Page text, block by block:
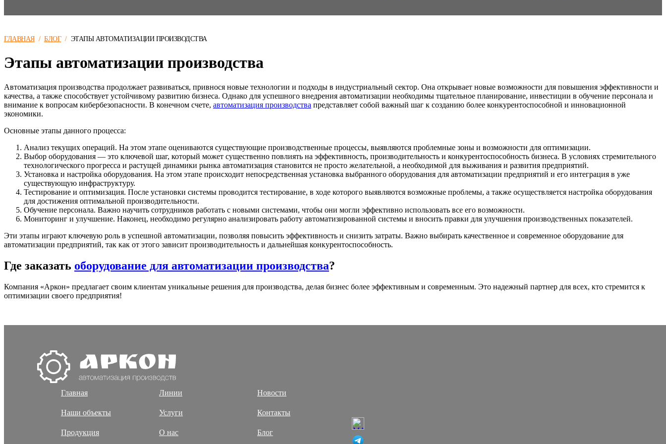
ГЛАВНАЯ / БЛОГ / ЭТАПЫ АВТОМАТИЗАЦИИ ПРОИЗВОДСТВА
Этапы автоматизации производства
Автоматизация производства продолжает развиваться, привнося новые технологии и подходы в индустриальный сектор. Она открывает новые возможности для повышения эффективности и
качества, а также способствует устойчивому развитию бизнеса. Однако для успешного внедрения автоматизации необходимы тщательное планирование, инвестиции в обучение персонала и
внимание к вопросам кибербезопасности. В конечном счете, автоматизация производства представляет собой важный шаг к созданию более конкурентоспособной и инновационной
экономики.
Основные этапы данного процесса:
Анализ текущих операций. На этом этапе оцениваются существующие производственные процессы, выявляются проблемные зоны и возможности для оптимизации.
Выбор оборудования — это ключевой шаг, который может существенно повлиять на эффективность, производительность и конкурентоспособность бизнеса. В условиях стремительного
технологического прогресса и растущей динамики рынка автоматизация становится не просто желательной, а необходимой для выживания и развития предприятий.
Установка и настройка оборудования. На этом этапе происходит непосредственная установка выбранного оборудования для автоматизации предприятий и его интеграция в уже
существующую инфраструктуру.
Тестирование и оптимизация. После установки системы проводится тестирование, в ходе которого выявляются возможные проблемы, а также осуществляется настройка оборудования
для достижения оптимальной производительности.
Обучение персонала. Важно научить сотрудников работать с новыми системами, чтобы они могли эффективно использовать все его возможности.
Мониторинг и улучшение. Наконец, необходимо регулярно анализировать работу автоматизированной системы и вносить правки для улучшения производственных показателей.
Эти этапы играют ключевую роль в успешной автоматизации, позволяя повысить эффективность и снизить затраты. Важно выбирать качественное и современное оборудование для
автоматизации предприятий, так как от этого зависит производительность и дальнейшая конкурентоспособность.
Где заказать оборудование для автоматизации производства?
Компания «Аркон» предлагает своим клиентам уникальные решения для производства, делая бизнес более эффективным и современным. Это надежный партнер для всех, кто стремится к
оптимизации своего предприятия!
Главная
Наши объекты
Продукция
Линии
Услуги
О нас
Новости
Контакты
Блог